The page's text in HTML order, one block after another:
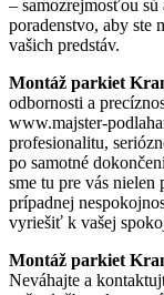
– samozrejmosťou
poradenstvo, aby ste
vašich predstáv.
Montáž parkiet
odbornosti a
www.majster-
profesionalitu,
po samotné
sme tu pre vás nielen
prípadnej
vyriešiť k vašej
Montáž parkiet
Neváhajte a